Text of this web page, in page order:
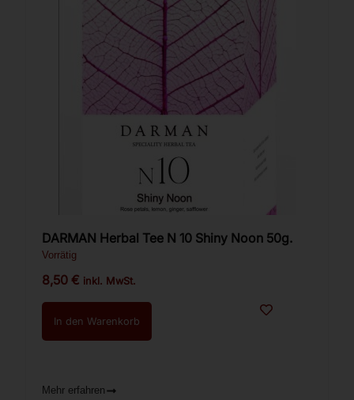
DARMAN Herbal Tee N 10 Shiny Noon 50g.
Vorrätig
8,50€ inkl. MwSt.
In den Warenkorb
Mehr erfahren